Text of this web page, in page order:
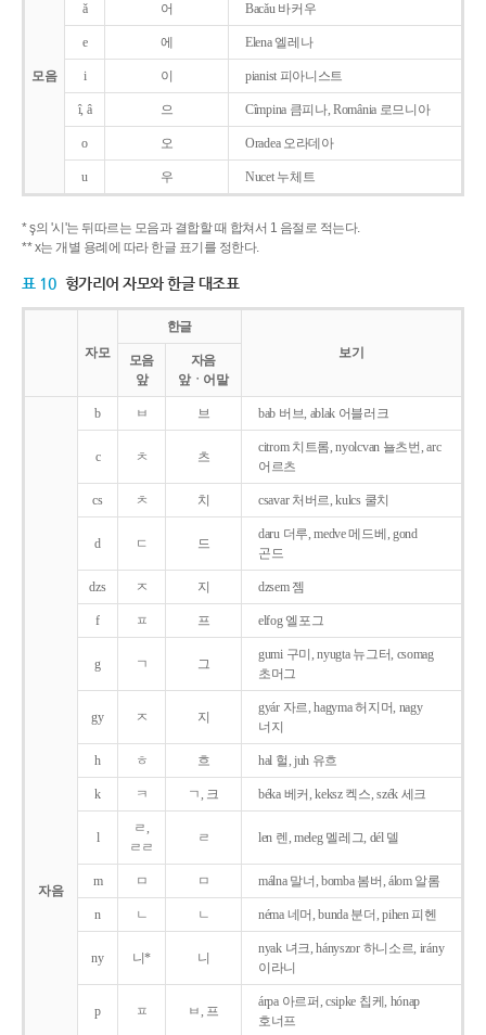
모음
ǎ 어 Bacǎu 바커우
e 에 Elena 엘레나
i 이 pianist 피아니스트
î, â 으 Cîmpina 큼피나, România 로므니아
o 오 Oradea 오라데아
u 우 Nucet 누체트
* ş의 '시'는 뒤따르는 모음과 결합할 때 합쳐서 1 음절로 적는다.
** x는 개별 용례에 따라 한글 표기를 정한다.
표 10 헝가리어 자모와 한글 대조표
자모
한글
보기
모음
앞
자음
앞ㆍ어말
자음
b ㅂ 브 bab 버브, ablak 어블러크
c ㅊ 츠
citrom 치트롬, nyolcvan 뇰츠번, arc
어르츠
cs ㅊ 치 csavar 처버르, kulcs 쿨치
d ㄷ 드
daru 더루, medve 메드베, gond
곤드
dzs ㅈ 지 dzsem 젬
f ㅍ 프 elfog 엘포그
g ㄱ 그
gumi 구미, nyugta 뉴그터, csomag
초머그
gy ㅈ 지
gyár 자르, hagyma 허지머, nagy
너지
h ㅎ 흐 hal 헐, juh 유흐
k ㅋ ㄱ, 크 béka 베커, keksz 켁스, szék 세크
l
ㄹ,
ㄹㄹ
ㄹ len 렌, meleg 멜레그, dél 델
m ㅁ ㅁ málna 말너, bomba 봄버, álom 알롬
n ㄴ ㄴ néma 네머, bunda 분더, pihen 피헨
ny 니* 니
nyak 녀크, hányszor 하니소르, irány
이라니
p ㅍ ㅂ, 프
árpa 아르퍼, csipke 칩케, hónap
호너프